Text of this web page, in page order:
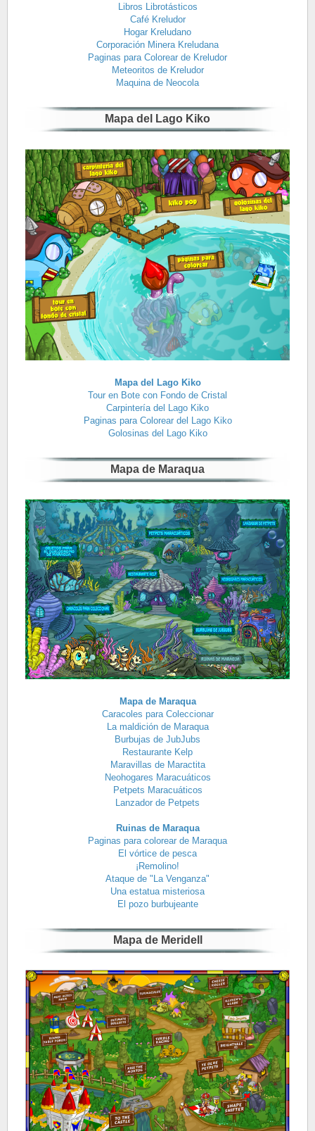
Libros Librotásticos
Café Kreludor
Hogar Kreludano
Corporación Minera Kreludana
Paginas para Colorear de Kreludor
Meteoritos de Kreludor
Maquina de Neocola
Mapa del Lago Kiko
Mapa del Lago Kiko
Tour en Bote con Fondo de Cristal
Carpintería del Lago Kiko
Paginas para Colorear del Lago Kiko
Golosinas del Lago Kiko
Mapa de Maraqua
Mapa de Maraqua
Caracoles para Coleccionar
La maldición de Maraqua
Burbujas de JubJubs
Restaurante Kelp
Maravillas de Maractita
Neohogares Maracuáticos
Petpets Maracuáticos
Lanzador de Petpets
Ruinas de Maraqua
Paginas para colorear de Maraqua
El vórtice de pesca
¡Remolino!
Ataque de "La Venganza"
Una estatua misteriosa
El pozo burbujeante
Mapa de Meridell